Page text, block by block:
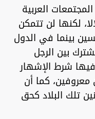
العربية
لكنها لن تتمكن
بينما في الدول
بين الرجل
شرط الإشهار
معروفين، كما أن
تلك البلاد كحق